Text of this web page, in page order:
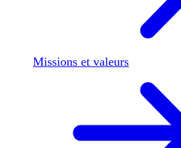
Missions et valeurs